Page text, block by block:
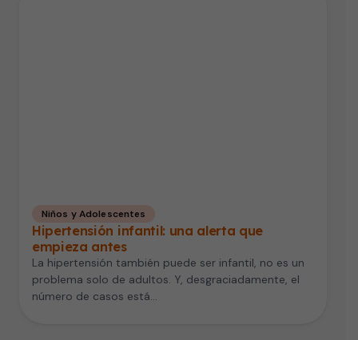
Niños y Adolescentes
Hipertensión infantil: una alerta que
empieza antes
La hipertensión también puede ser infantil, no es un
problema solo de adultos. Y, desgraciadamente, el
número de casos está…